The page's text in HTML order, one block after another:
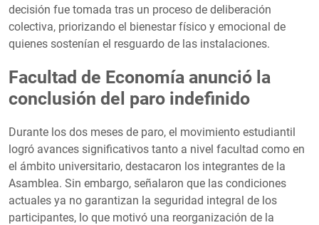
decisión fue tomada tras un proceso de deliberación
colectiva, priorizando el bienestar físico y emocional de
quienes sostenían el resguardo de las instalaciones.
Facultad de Economía anunció la
conclusión del paro indefinido
Durante los dos meses de paro, el movimiento estudiantil
logró avances significativos tanto a nivel facultad como en
el ámbito universitario, destacaron los integrantes de la
Asamblea. Sin embargo, señalaron que las condiciones
actuales ya no garantizan la seguridad integral de los
participantes, lo que motivó una reorganización de la